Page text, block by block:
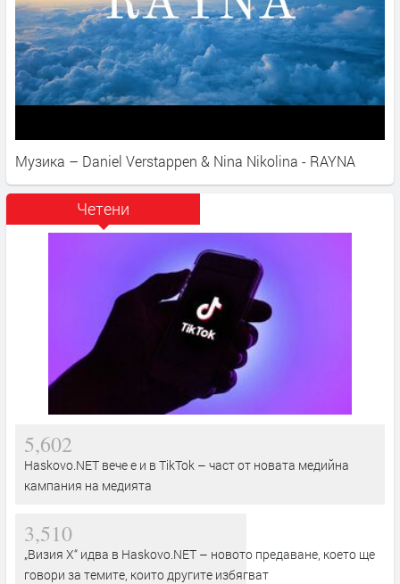
Музика – Daniel Verstappen & Nina Nikolina - RAYNA
Четени
5,602
Haskovo.NET вече е и в TikTok – част от новата медийна
кампания на медията
3,510
„Визия Х“ идва в Haskovo.NET – новото предаване, което ще
говори за темите, които другите избягват